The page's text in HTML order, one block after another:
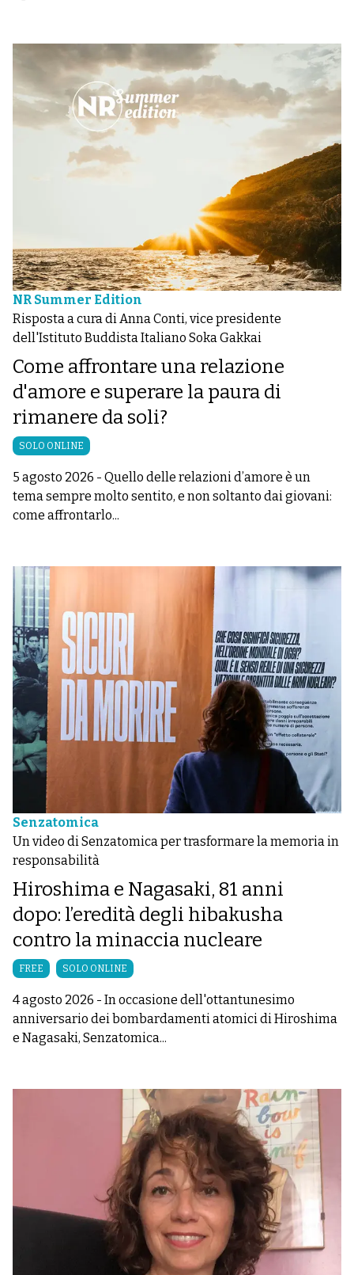
NR Summer Edition
Risposta a cura di Anna Conti, vice presidente
dell'Istituto Buddista Italiano Soka Gakkai
Come affrontare una relazione
d'amore e superare la paura di
rimanere da soli?
SOLO ONLINE
5 agosto 2026 - Quello delle relazioni d’amore è un
tema sempre molto sentito, e non soltanto dai giovani:
come affrontarlo...
Senzatomica
Un video di Senzatomica per trasformare la memoria in
responsabilità
Hiroshima e Nagasaki, 81 anni
dopo: l’eredità degli hibakusha
contro la minaccia nucleare
FREE SOLO ONLINE
4 agosto 2026 - In occasione dell'ottantunesimo
anniversario dei bombardamenti atomici di Hiroshima
e Nagasaki, Senzatomica...